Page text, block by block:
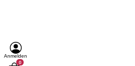
Anmelden
0